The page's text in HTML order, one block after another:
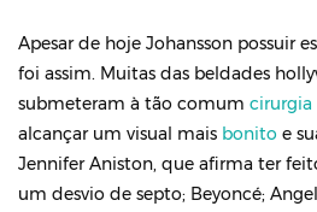
Apesar de hoje Johansson possuir
foi assim. Muitas das beldades
submeteram à tão comum cirurgia
alcançar um visual mais bonito e
Jennifer Aniston, que afirma ter
um desvio de septo; Beyoncé;